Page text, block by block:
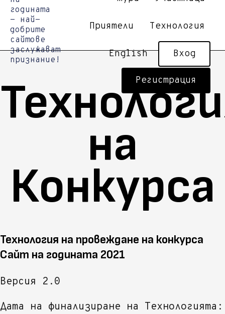
Приятели Технология
English Вход
Регистрация
на
Конкурса
Технология на провеждане на конкурса
Сайт на годината 2021
Версия 2.0
Дата на финализиране на Технологията: